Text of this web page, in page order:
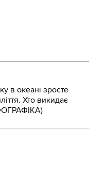
в океані зросте
Хто викидає